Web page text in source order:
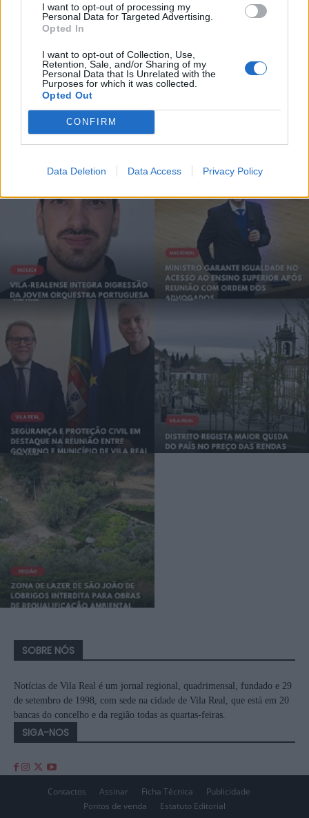
I want to opt-out of processing my
Personal Data for Targeted Advertising.
Opted In
I want to opt-out of Collection, Use,
Retention, Sale, and/or Sharing of my
Personal Data that Is Unrelated with the
Purposes for which it was collected.
Opted Out
CONFIRM
Data Deletion Data Access Privacy Policy
Bibilioteca Municipal de Vila Real
recebe esta noite a abertura da
Belarte”
Chaves apresenta catálogo do
Siga-nos no Instagram
SOBRE NÓS
Notícias de Vila Real é um jornal regional, quadrimensal, fundado e 29
de setembro de 1998, com sede na cidade de Vila Real, que está em 20
bancas do concelho e da região todas as quartas-feiras.
SIGA-NOS
Contactos Assinar Ficha Técnica
Publicidade
Pontos de venda
Estatuto Editorial